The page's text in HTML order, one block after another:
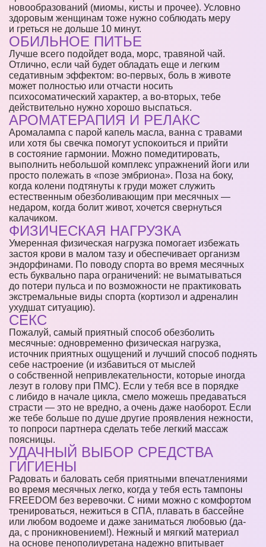
новообразований (миомы, кисты и прочее). Условно
здоровым женщинам тоже нужно соблюдать меру
и греться не дольше 10 минут.
ОБИЛЬНОЕ ПИТЬЕ
Лучше всего подойдет вода, морс, травяной чай.
Отлично, если чай будет обладать еще и легким
седативным эффектом: во-первых, боль в животе
может полностью или отчасти носить
психосоматический характер, а во-вторых, тебе
действительно нужно хорошо выспаться.
АРОМАТЕРАПИЯ И РЕЛАКС
Аромалампа с парой капель масла, ванна с травами
или хотя бы свечка помогут успокоиться и прийти
в состояние гармонии. Можно помедитировать,
выполнить небольшой комплекс упражнений йоги или
просто полежать в «позе эмбриона». Поза на боку,
когда колени подтянуты к груди может служить
естественным обезболивающим при месячных —
недаром, когда болит живот, хочется свернуться
калачиком.
ФИЗИЧЕСКАЯ НАГРУЗКА
Умеренная физическая нагрузка помогает избежать
застоя крови в малом тазу и обеспечивает организм
эндорфинами. По поводу спорта во время месячных
есть буквально пара ограничений: не выматываться
до потери пульса и по возможности не практиковать
экстремальные виды спорта (кортизол и адреналин
ухудшат ситуацию).
СЕКС
Пожалуй, самый приятный способ обезболить
месячные: одновременно физическая нагрузка,
источник приятных ощущений и лучший способ поднять
себе настроение (и избавиться от мыслей
о собственной непривлекательности, которые иногда
лезут в голову при ПМС). Если у тебя все в порядке
с либидо в начале цикла, смело можешь предаваться
страсти — это не вредно, а очень даже наоборот. Если
же тебе больше по душе другие проявления нежности,
то попроси партнера сделать тебе легкий массаж
поясницы.
УДАЧНЫЙ ВЫБОР СРЕДСТВА
ГИГИЕНЫ
Радовать и баловать себя приятными впечатлениями
во время месячных легко, когда у тебя есть тампоны
FREEDOM без веревочки. С ними можно с комфортом
тренироваться, нежиться в СПА, плавать в бассейне
или любом водоеме и даже заниматься любовью (да-
да, с проникновением!). Нежный и мягкий материал
на основе пенополиуретана надежно впитывает